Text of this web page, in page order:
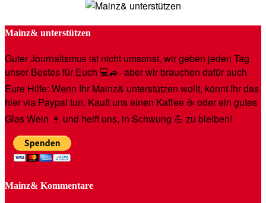
Mainz& unterstützen
Guter Journalismus ist nicht umsonst, wir geben jeden Tag
unser Bestes für Euch 💻🚙- aber wir brauchen dafür auch
Eure Hilfe: Wenn Ihr Mainz& unterstützen wollt, könnt Ihr das
hier via Paypal tun. Kauft uns einen Kaffee ☕️ oder ein gutes
Glas Wein 🍷 und helft uns, in Schwung 💪 zu bleiben!
Mainz& Kommentare